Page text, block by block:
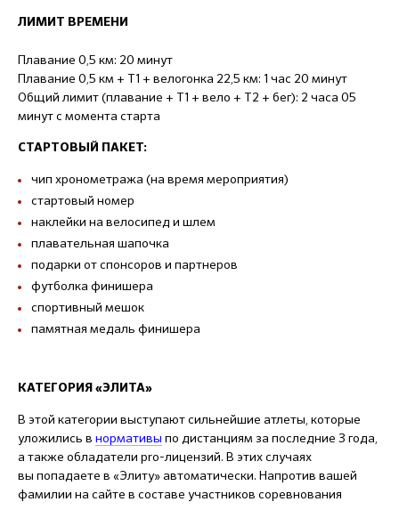
ЛИМИТ ВРЕМЕНИ
Плавание 0,5 км: 20 минут
Плавание 0,5 км + Т1 + велогонка 22,5 км: 1 час 20 минут
Общий лимит (плавание + Т1 + вело + Т2 + бег): 2 часа 05
минут с момента старта
СТАРТОВЫЙ ПАКЕТ:
чип хронометража (на время мероприятия)
стартовый номер
наклейки на велосипед и шлем
плавательная шапочка
подарки от спонсоров и партнеров
футболка финишера
спортивный мешок
памятная медаль финишера
КАТЕГОРИЯ «ЭЛИТА»
В этой категории выступают сильнейшие атлеты, которые
уложились в нормативы по дистанциям за последние 3 года,
а также обладатели pro-лицензий. В этих случаях
вы попадаете в «Элиту» автоматически. Напротив вашей
фамилии на сайте в составе участников соревнования